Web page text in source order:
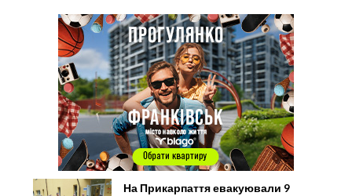
На Прикарпаття евакуювали 9